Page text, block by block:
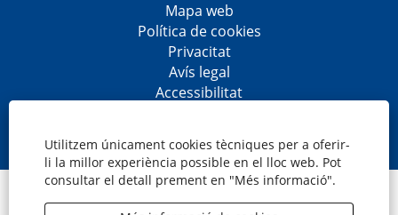
Utilitzem únicament cookies tècniques per a oferir-
li la millor experiència possible en el lloc web. Pot
consultar el detall prement en "Més informació".
Mapa web
Política de cookies
Privacitat
Avís legal
Accessibilitat
o
b
r
e
n
o
b
r
e
n
o
b
r
e
n
o
b
r
e
n
© CaixaBank, S.A.